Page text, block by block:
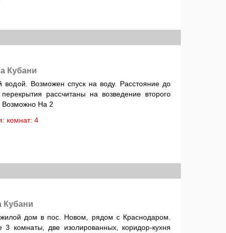
Кубани
Возможен спуск на воду. Расстояние до
рассчитаны на возведение второго
Возможно На 2
комнат: 4
Кубани
дом в пос. Новом, рядом с Краснодаром.
комнаты, две изолированных, коридор-кухня